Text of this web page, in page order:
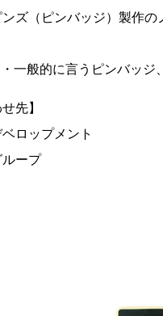
ズ（ピンバッジ）製作
一般的に言うピンバッジ
先】
ロップメント
ープ